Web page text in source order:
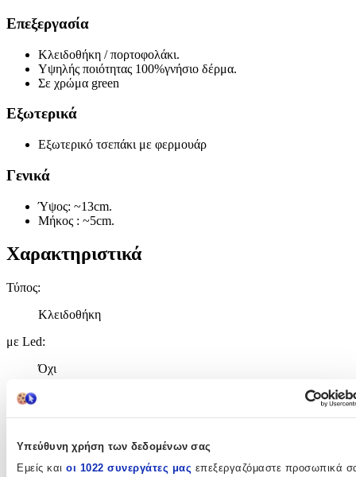
Υπεύθυνη χρήση των δεδομένων σας
Εμείς και οι 1022 συνεργάτες μας επεξεργαζόμαστε προσωπικά
Επεξεργασία
Κλειδοθήκη / πορτοφολάκι.
Υψηλής ποιότητας 100%γνήσιο δέρμα.
Σε χρώμα green
Εξωτερικά
Εξωτερικό τσεπάκι με φερμουάρ
Γενικά
Ύψος: ~13cm.
Μήκος : ~5cm.
Χαρακτηριστικά
Τύπος:
Κλειδοθήκη
με Led:
Όχι
Χειροποίητο
Όχι
Κατασκευαστής: